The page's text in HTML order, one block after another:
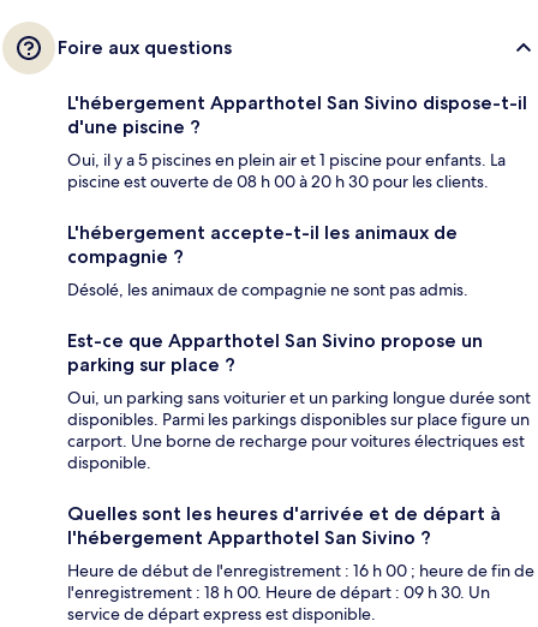
Foire aux questions
L'hébergement Apparthotel San Sivino dispose-t-il
d'une piscine ?
Oui, il y a 5 piscines en plein air et 1 piscine pour enfants. La
piscine est ouverte de 08 h 00 à 20 h 30 pour les clients.
L'hébergement accepte-t-il les animaux de
compagnie ?
Désolé, les animaux de compagnie ne sont pas admis.
Est-ce que Apparthotel San Sivino propose un
parking sur place ?
Oui, un parking sans voiturier et un parking longue durée sont
disponibles. Parmi les parkings disponibles sur place figure un
carport. Une borne de recharge pour voitures électriques est
disponible.
Quelles sont les heures d'arrivée et de départ à
l'hébergement Apparthotel San Sivino ?
Heure de début de l'enregistrement : 16 h 00 ; heure de fin de
l'enregistrement : 18 h 00. Heure de départ : 09 h 30. Un
service de départ express est disponible.